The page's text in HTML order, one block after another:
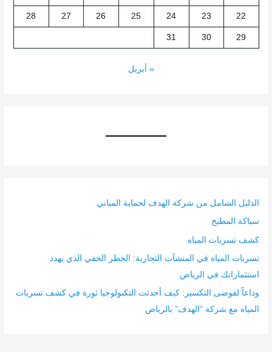
22
23
24
25
26
27
28
29
30
31
« أبريل
الدليل الشامل من شركة الهدف لحماية المباني
سباكة المطبخ
كشف تسربات المياه
تسربات المياه في المنشآت التجارية: الخطر الخفي الذي يهدد
استثماراتك في الرياض
وداعاً لفوضى التكسير: كيف أحدثت التكنولوجيا ثورة في كشف تسربات
المياه مع شركة “الهدف” بالرياض